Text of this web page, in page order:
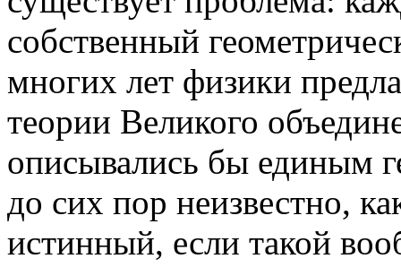
собственный
многих лет физики
теории Великого
описывались бы единым
до сих пор неизвестно,
истинный, если такой